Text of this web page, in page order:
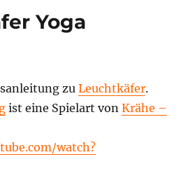
Yoga
zuLeuchtkäfer.
ist eine Spielart vonKrähe –
watch?